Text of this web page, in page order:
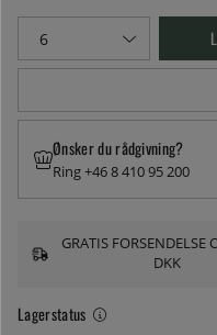
Lagerstatus
Ønsker du rådgivning?
Ring +46 8 410 95 200
GRATIS FORSENDELSE
DKK